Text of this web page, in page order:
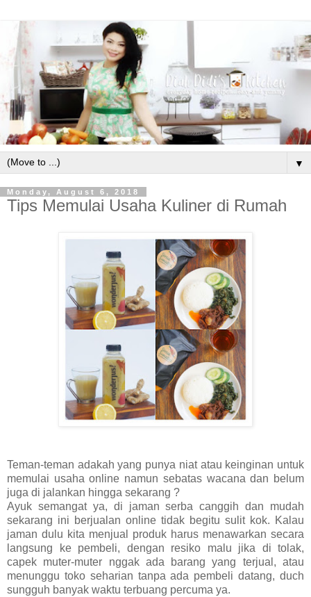
▼
Monday, August 6, 2018
Tips Memulai Usaha Kuliner di Rumah
Teman-teman adakah yang punya niat atau keinginan untuk
memulai usaha online namun sebatas wacana dan belum
juga di jalankan hingga sekarang ?
Ayuk semangat ya, di jaman serba canggih dan mudah
sekarang ini berjualan online tidak begitu sulit kok. Kalau
jaman dulu kita menjual produk harus menawarkan secara
langsung ke pembeli, dengan resiko malu jika di tolak,
capek muter-muter nggak ada barang yang terjual, atau
menunggu toko seharian tanpa ada pembeli datang, duch
sungguh banyak waktu terbuang percuma ya.